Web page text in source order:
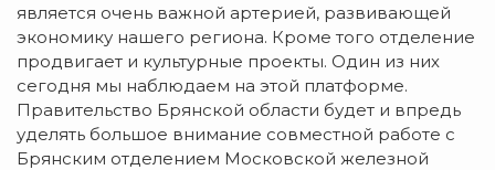
является очень важной артерией, развивающей
экономику нашего региона. Кроме того отделение
продвигает и культурные проекты. Один из них
сегодня мы наблюдаем на этой платформе.
Правительство Брянской области будет и впредь
уделять большое внимание совместной работе с
Брянским отделением Московской железной